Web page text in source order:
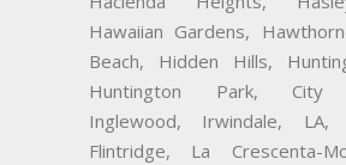
Hawaiian Gardens,
Beach, Hidden Hills,
Huntington Park, City
Inglewood, Irwindale, LA,
Flintridge, La Crescenta-